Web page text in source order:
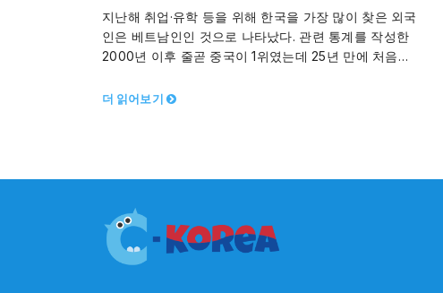
지난해 취업·유학 등을 위해 한국을 가장 많이 찾은 외국
인은 베트남인인 것으로 나타났다. 관련 통계를 작성한
2000년 이후 줄곧 중국이 1위였는데 25년 만에 처음으
더 읽어보기